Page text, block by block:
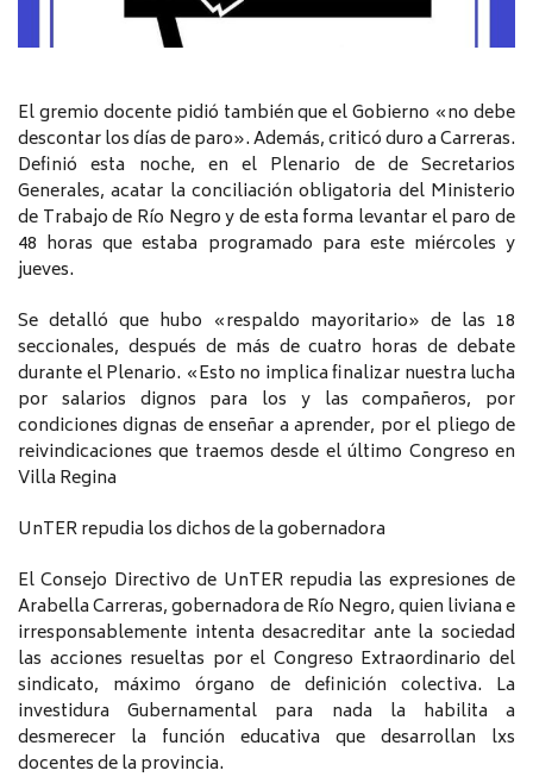
El gremio docente pidió también que el Gobierno «no debe
descontar los días de paro». Además, criticó duro a Carreras.
Definió esta noche, en el Plenario de de Secretarios
Generales, acatar la conciliación obligatoria del Ministerio
de Trabajo de Río Negro y de esta forma levantar el paro de
48 horas que estaba programado para este miércoles y
jueves.
Se detalló que hubo «respaldo mayoritario» de las 18
seccionales, después de más de cuatro horas de debate
durante el Plenario. «Esto no implica finalizar nuestra lucha
por salarios dignos para los y las compañeros, por
condiciones dignas de enseñar a aprender, por el pliego de
reivindicaciones que traemos desde el último Congreso en
Villa Regina
UnTER repudia los dichos de la gobernadora
El Consejo Directivo de UnTER repudia las expresiones de
Arabella Carreras, gobernadora de Río Negro, quien liviana e
irresponsablemente intenta desacreditar ante la sociedad
las acciones resueltas por el Congreso Extraordinario del
sindicato, máximo órgano de definición colectiva. La
investidura Gubernamental para nada la habilita a
desmerecer la función educativa que desarrollan lxs
docentes de la provincia.